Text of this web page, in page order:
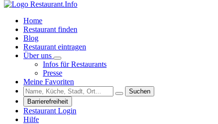
Home
Restaurant finden
Blog
Restaurant eintragen
Über uns
Infos für Restaurants
Presse
Meine Favoriten
Suchen
Barrierefreiheit
Restaurant Login
Hilfe